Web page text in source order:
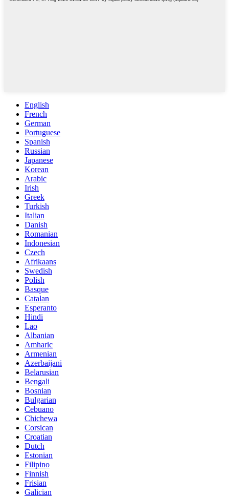
English
French
German
Portuguese
Spanish
Russian
Japanese
Korean
Arabic
Irish
Greek
Turkish
Italian
Danish
Romanian
Indonesian
Czech
Afrikaans
Swedish
Polish
Basque
Catalan
Esperanto
Hindi
Lao
Albanian
Amharic
Armenian
Azerbaijani
Belarusian
Bengali
Bosnian
Bulgarian
Cebuano
Chichewa
Corsican
Croatian
Dutch
Estonian
Filipino
Finnish
Frisian
Galician